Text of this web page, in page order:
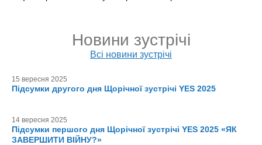
Новини зустрічі
Всі новини зустрічі
15 вересня 2025
Підсумки другого дня Щорічної зустрічі YES 2025
14 вересня 2025
Підсумки першого дня Щорічної зустрічі YES 2025 «ЯК
ЗАВЕРШИТИ ВІЙНУ?»